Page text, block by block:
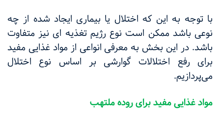
با توجه به این که اختلال یا بیماری ایجاد شده از چه
نوعی باشد ممکن است نوع رژیم تغذیه ای نیز متفاوت
باشد. در این بخش به معرفی انواعی از مواد غذایی مفید
برای رفع اختلالات گوارشی بر اساس نوع اختلال
می‌پردازیم‌.
مواد غذایی مفید برای روده ملتهب